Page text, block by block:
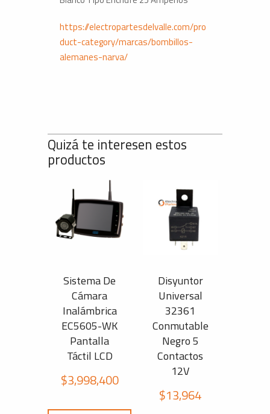
https://electropartesdelvalle.com/pro
duct-category/marcas/bombillos-
alemanes-narva/
Quizá te interesen estos
productos
Sistema De
Cámara
Inalámbrica
EC5605-WK
Pantalla
Táctil LCD
$3,998,400
Disyuntor
Universal
32361
Conmutable
Negro 5
Contactos
12V
$13,964